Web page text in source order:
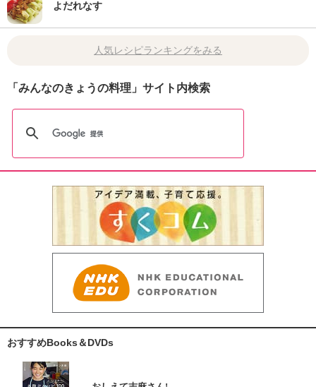
よだれなす
人気レシピランキングをみる
「みんなのきょうの料理」サイト内検索
おすすめBooks＆DVDs